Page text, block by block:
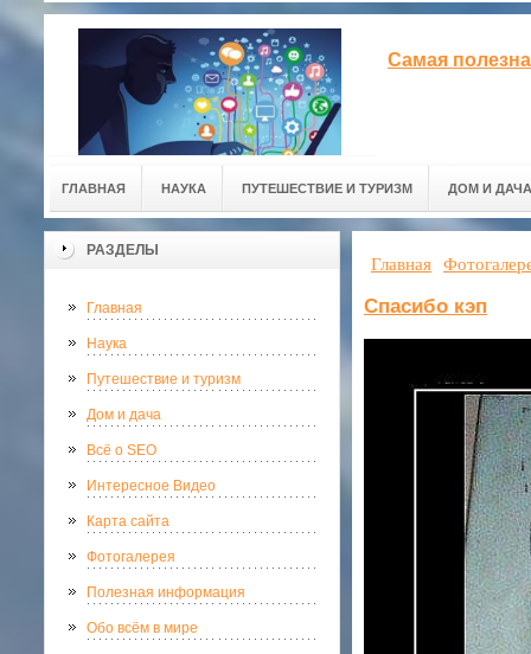
Самая
ГЛАВНАЯ НАУКА ПУТЕШЕСТВИЕ И ТУРИЗМ ДОМ И ДАЧА
РАЗДЕЛЫ
Главная
Наука
Путешествие и туризм
Дом и дача
Всё о SEO
Интересное Видео
Карта сайта
Фотогалерея
Полезная информация
Обо всём в мире
Главная
Спасибо кэп